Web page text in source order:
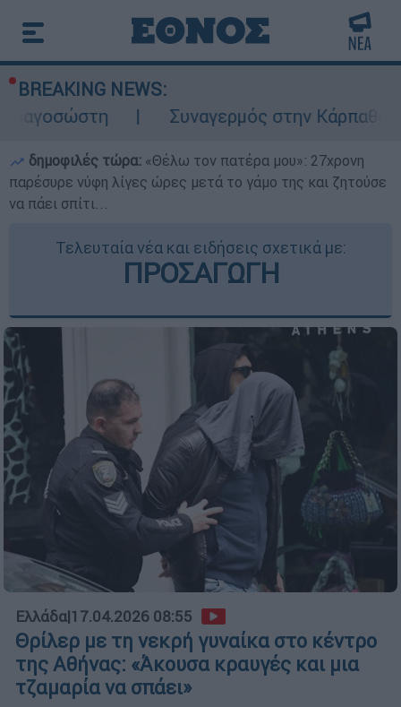
BREAKING NEWS:
Συναγερμός στην Κάρπαθο: Βρέθηκαν
δημοφιλές τώρα: «Θέλω τον πατέρα μου»: 27χρονη
παρέσυρε νύφη λίγες ώρες μετά το γάμο της και ζητούσε
να πάει σπίτι...
Τελευταία νέα και ειδήσεις σχετικά με:
ΠΡΟΣΑΓΩΓΗ
Ελλάδα|17.04.2026 08:55
Θρίλερ με τη νεκρή γυναίκα στο κέντρο
της Αθήνας: «Άκουσα κραυγές και μια
τζαμαρία να σπάει»